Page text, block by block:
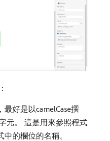
最好是以camelCase撰
元。 這是用來參照程式
的欄位的名稱。